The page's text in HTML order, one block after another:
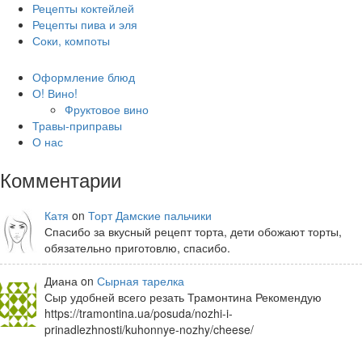
Рецепты коктейлей
Рецепты пива и эля
Соки, компоты
Оформление блюд
О! Вино!
Фруктовое вино
Травы-приправы
О нас
Комментарии
Катя on Торт Дамские пальчики
Спасибо за вкусный рецепт торта, дети обожают торты,
обязательно приготовлю, спасибо.
Диана on Сырная тарелка
Сыр удобней всего резать Трамонтина Рекомендую
https://tramontina.ua/posuda/nozhi-i-
prinadlezhnosti/kuhonnye-nozhy/cheese/